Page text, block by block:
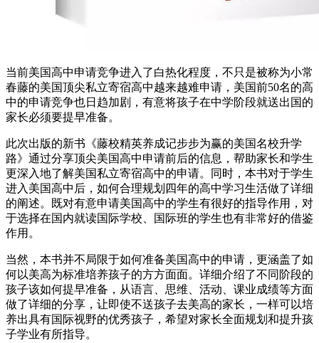
当前美国高中申请竞争进入了白热化程度，不只是被称为小常
春藤的美国顶尖私立寄宿高中越来越难申请，美国前50名的高
中的申请竞争也日趋加剧，有意将孩子在中学阶段就送出国的
家长必须要提早准备。
此次出版的新书《藤校精英养成记步步为赢的美国名校升学
路》通过分享顶尖美国高中申请前后的信息，帮助家长和学生
更深入地了解美国私立寄宿高中的申请。同时，本书对于学生
进入美国高中后，如何合理规划四年的高中学习生活做了详细
的阐述。既对有意申请美国高中的学生有很好的指导作用，对
于选择在国内就读国际学校、国际班的学生也有非常好的借鉴
作用。
当然，本书并不局限于如何准备美国高中的申请，更涵盖了如
何以美高为标准培养孩子的方方面面。详细介绍了不同阶段的
孩子该如何提早准备，从语言、思维、活动、课业成绩等方面
做了详细的分享，让即使不送孩子去美高的家长，一样可以培
养出具有国际视野的优秀孩子，希望对家长全面规划和提升孩
子学业有所指导。